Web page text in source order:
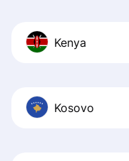
Kenya
Kosovo